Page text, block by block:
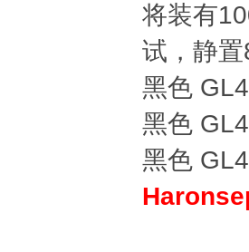
将装有
试，静
黑色
黑色
黑色